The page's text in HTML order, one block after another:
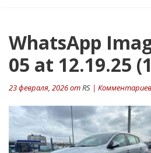
WhatsApp
05 at 12.19.25
23 февраля, 2026 отRS |